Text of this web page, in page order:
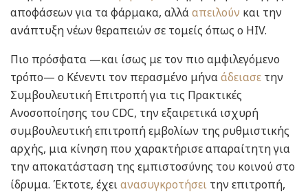
αποφάσεων για τα φάρμακα, αλλάαπειλούν και την
ανάπτυξη νέων θεραπειών σε τομείς όπως ο HIV.
Πιο πρόσφατα —και ίσως με τον πιο αμφιλεγόμενο
τρόπο— ο Κένεντι τον περασμένο μήναάδειασε την
Συμβουλευτική Επιτροπή για τις Πρακτικές
Ανοσοποίησης του CDC, την εξαιρετικά ισχυρή
συμβουλευτική επιτροπή εμβολίων της ρυθμιστικής
αρχής, μια κίνηση που χαρακτήρισε απαραίτητη για
την αποκατάσταση της εμπιστοσύνης του κοινού στο
ίδρυμα. Έκτοτε, έχειανασυγκροτήσει την επιτροπή,